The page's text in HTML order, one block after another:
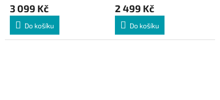
3 099 Kč
Do košíku
2 499 Kč
Do košíku